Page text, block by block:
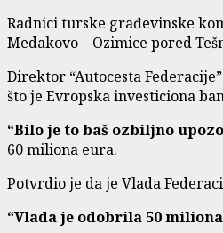
Radnici turske građevinske
Medakovo – Ozimice pored
Direktor “Autocesta
što je Evropska investiciona
“Bilo je to baš ozbiljno
60 miliona eura.
Potvrdio je da je Vlada
“Vlada je odobrila 50